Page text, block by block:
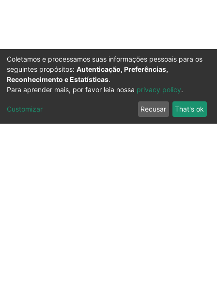
Coletamos e processamos suas informações pessoais para os
seguintes propósitos: Autenticação, Preferências,
Reconhecimento e Estatísticas.
Para aprender mais, por favor leia nossa privacy policy.
Customizar Recusar That's ok